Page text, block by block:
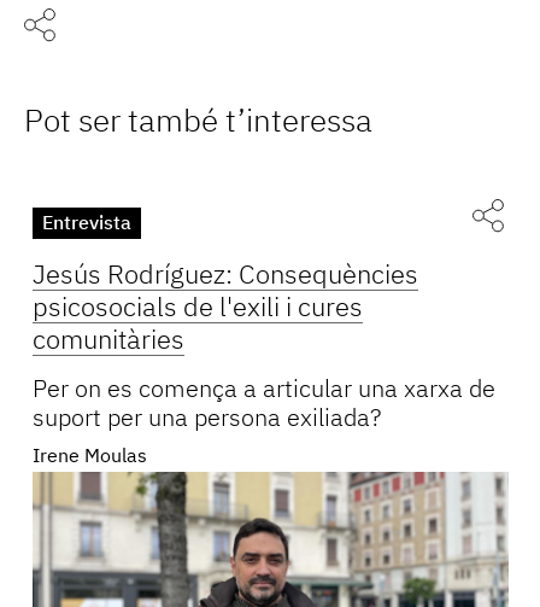
Pot ser també t’interessa
Entrevista
Jesús Rodríguez: Consequències
psicosocials de l'exili i cures
comunitàries
Per on es comença a articular una xarxa de
suport per una persona exiliada?
Irene Moulas